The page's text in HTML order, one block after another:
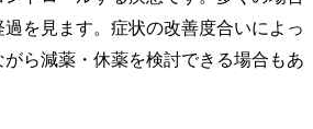
を見ます。症状の改善度合いによっ
ら減薬・休薬を検討できる場合もあ